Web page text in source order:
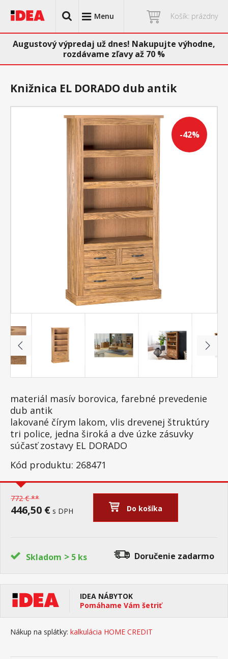
Menu Košík: prázdny
Augustový výpredaj už dnes! Nakupujte výhodne,
rozdávame zľavy až 70 %
-42%
Knižnica EL DORADO dub antik
materiál masív borovica, farebné prevedenie
dub antik
lakované čírym lakom, vlis drevenej štruktúry
tri police, jedna široká a dve úzke zásuvky
súčasť zostavy EL DORADO
Kód produktu: 268471
772 € **
446,50 € s DPH Do košíka
Skladom > 5 ks Doručenie zadarmo
IDEA NÁBYTOK
Pomáhame Vám šetriť
Nákup na splátky: kalkulácia HOME CREDIT